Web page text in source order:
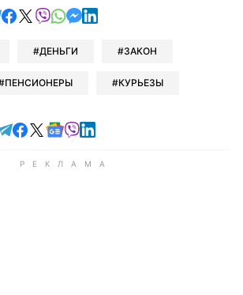
отправить в Telegram
поделиться в Facebook
поделиться в X
отправить в Viber
отправить в Whatsapp
отправить в Messenger
отправить в LinkedIn
ДЕНЬГИ ЗАКОН
ПЕНСИОНЕРЫ КУРЬЕЗЫ
Читайте в Telegram
Читайте в Facebook
Читайте в X
Читайте в Google news
Читайте в Viber
Читайте в LinkedIn